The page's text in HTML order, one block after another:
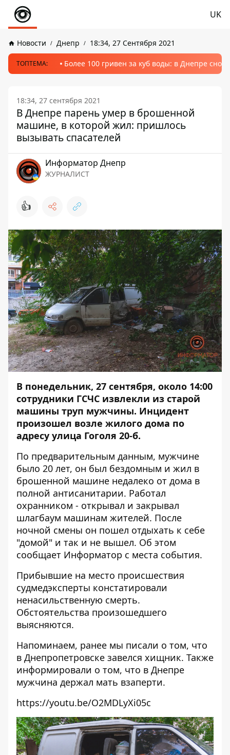
UK
Новости Днепр 18:34, 27 Сентября 2021
ТОПТЕМА: Более 100 гривен за куб воды: в Днепре
18:34, 27 сентября 2021
В Днепре парень умер в брошенной
машине, в которой жил: пришлось
вызывать спасателей
Информатор Днепр
ЖУРНАЛИСТ
👍
В понедельник, 27 сентября, около 14:00
сотрудники ГСЧС извлекли из старой
машины труп мужчины. Инцидент
произошел возле жилого дома по
адресу улица Гоголя 20-б.
По предварительным данным, мужчине
было 20 лет, он был бездомным и жил в
брошенной машине недалеко от дома в
полной антисанитарии. Работал
охранником - открывал и закрывал
шлагбаум машинам жителей. После
ночной смены он пошел отдыхать к себе
"домой" и так и не вышел. Об этом
сообщает Информатор с места события.
Прибывшие на место происшествия
судмедэксперты констатировали
ненасильственную смерть.
Обстоятельства произошедшего
выясняются.
Напоминаем, ранее мы писали о том, что
в Днепропетровске завелся хищник. Также
информировали о том, что в Днепре
мужчина держал мать взаперти.
https://youtu.be/O2MDLyXi05c